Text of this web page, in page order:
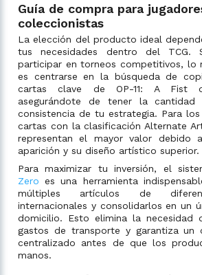
Guía de compra para
coleccionistas
La elección del producto ideal
tus necesidades dentro del
participar en torneos competitivos, lo
es centrarse en la búsqueda de
cartas clave de OP-11: A Fist
asegurándote de tener la cantidad
consistencia de tu estrategia. Para
cartas con la clasificación Alternate
representan el mayor valor debido
aparición y su diseño artístico superior.
Para maximizar tu inversión, el
Zero es una herramienta
múltiples artículos de
internacionales y consolidarlos en un
domicilio. Esto elimina la necesidad
gastos de transporte y garantiza un
centralizado antes de que los
manos.